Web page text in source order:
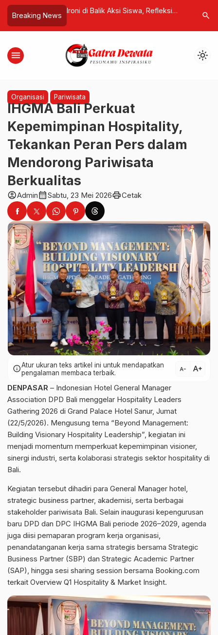
Breaking News
Sepakat
Dalam Proses
Ironi di Balik Aksi Siswa, Refleksi
Rote Ndao
SIM
SIM Kini
search
menu light_mode
Organisasi Pariwisata
IHGMA Bali Perkuat
Kepemimpinan Hospitality,
Tekankan Peran Pers dalam
Mendorong Pariwisata
Berkualitas
account_circleAdmincalendar_monthSabtu, 23 Mei 2026printCetak
infoAtur ukuran teks artikel ini untuk mendapatkan
pengalaman membaca terbaik.
text_decrease text_increase
DENPASAR – Indonesian Hotel General Manager
Association DPD Bali menggelar Hospitality Leaders
Gathering 2026 di Grand Palace Hotel Sanur, Jumat
(22/5/2026). Mengusung tema “Beyond Management:
Building Visionary Hospitality Leadership”, kegiatan ini
menjadi momentum memperkuat kepemimpinan visioner,
sinergi industri, serta kolaborasi strategis sektor hospitality di
Bali.
Kegiatan tersebut dihadiri para General Manager hotel,
strategic business partner, akademisi, serta berbagai
stakeholder pariwisata Bali. Selain inaugurasi kepengurusan
baru DPD dan DPC IHGMA Bali periode 2026–2029, agenda
juga diisi pemaparan program kerja organisasi,
penandatanganan kerja sama strategis bersama Strategic
Business Partner (SBP) dan Strategic Academic Partner
(SAP), hingga sesi sharing session bersama Booking.com
terkait Overview Q1 Hospitality & Market Insight.